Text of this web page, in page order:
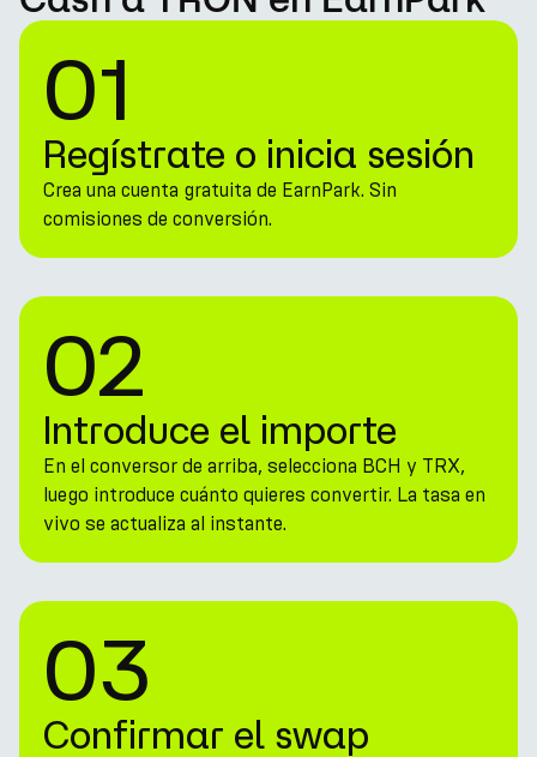
01
Regístrate o inicia sesión
Crea una cuenta gratuita de EarnPark. Sin
comisiones de conversión.
02
Introduce el importe
En el conversor de arriba, selecciona BCH y TRX,
luego introduce cuánto quieres convertir. La tasa en
vivo se actualiza al instante.
03
Confirmar el swap